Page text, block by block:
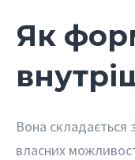
Як
Вона складається
власних